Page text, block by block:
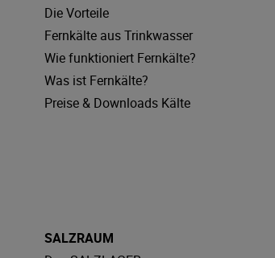
Die Vorteile
Fernkälte aus Trinkwasser
Wie funktioniert Fernkälte?
Was ist Fernkälte?
Preise & Downloads Kälte
SALZRAUM